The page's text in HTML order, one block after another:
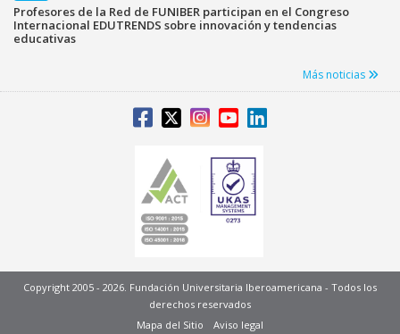
Profesores de la Red de FUNIBER participan en el Congreso
Internacional EDUTRENDS sobre innovación y tendencias
educativas
Más noticias
Copyright 2005 - 2026. Fundación Universitaria Iberoamericana - Todos los
derechos reservados
Mapa del Sitio
Aviso legal